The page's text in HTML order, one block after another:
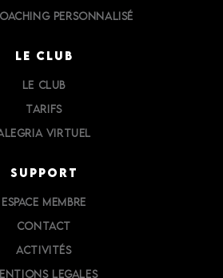
PERSONNALISÉ
LE CLUB
LE CLUB
TARIFS
VIRTUEL
SUPPORT
ESPACE MEMBRE
CONTACT
ACTIVITÉS
LEGALES